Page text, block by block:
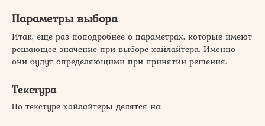
Параметры выбора
Итак, еще раз поподробнее о параметрах, которые имеют
решающее значение при выборе хайлайтера. Именно
они будут определяющими при принятии решения.
Текстура
По текстуре хайлайтеры делятся на: